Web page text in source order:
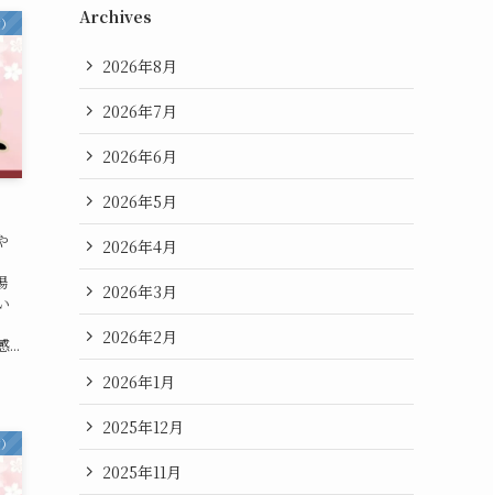
...
Archives
2026年8月
2026年7月
2026年6月
2026年5月
2026年4月
2026年3月
2026年2月
2026年1月
2025年12月
2025年11月